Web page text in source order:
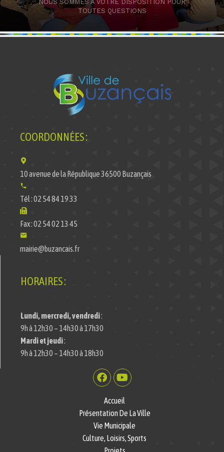
NOUS SOMMES A VOTRE DISPOSITION POUR
TOUTES QUESTIONS
COORDONNÉES :
10 avenue de la République 36500 Buzançais
Tél : 02 54 84 19 33
Fax : 02 54 02 13 45
mairie@buzancais.fr
HORAIRES :
Lundi, mercredi, vendredi:
9h à 12h30 – 14h30 à 17h30
Mardi et jeudi:
9h à 12h30 – 14h30 à 18h30
Accueil
Présentation De La Ville
Vie Municipale
Culture, Loisirs, Sports